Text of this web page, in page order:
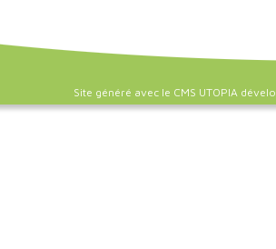
Site généré avec le CMS UTOPIA